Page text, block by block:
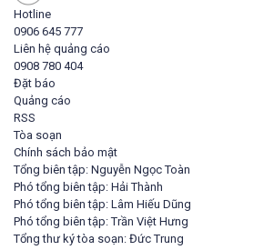
Hotline
0906 645 777
Liên hệ quảng cáo
0908 780 404
Đặt báo
Quảng cáo
RSS
Tòa soạn
Chính sách bảo mật
Tổng biên tập: Nguyễn Ngọc Toàn
Phó tổng biên tập: Hải Thành
Phó tổng biên tập: Lâm Hiếu Dũng
Phó tổng biên tập: Trần Việt Hưng
Tổng thư ký tòa soạn: Đức Trung